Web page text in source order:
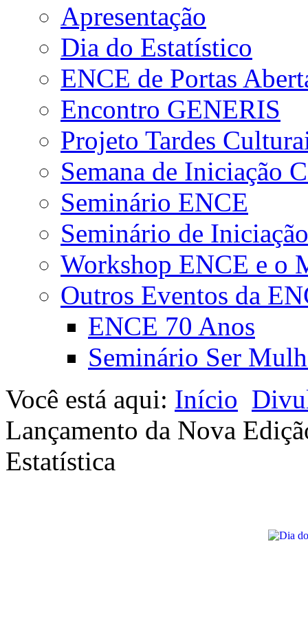
Apresentação
Dia do Estatístico
ENCE de Portas
Encontro GENERIS
Projeto Tardes
Semana de Iniciação
Seminário ENCE
Seminário de
Workshop ENCE e o
Outros Eventos da
ENCE 70 Anos
Seminário Ser
Você está aqui: Início
Lançamento da Nova
Estatística